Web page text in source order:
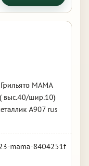
МАМА
выс.40/шир.10)
А907 rus
mama-8404251f